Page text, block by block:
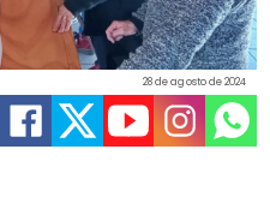
28 de agosto de 2024